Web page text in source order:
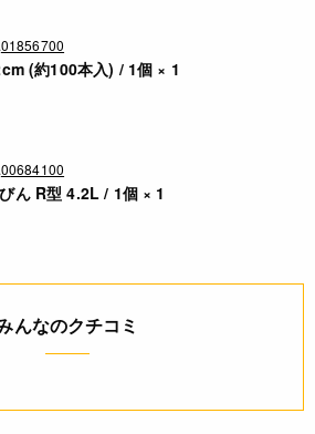
01856700
(約100本入) / 1個 × 1
00684100
ん R型 4.2L / 1個 × 1
んなのクチコミ